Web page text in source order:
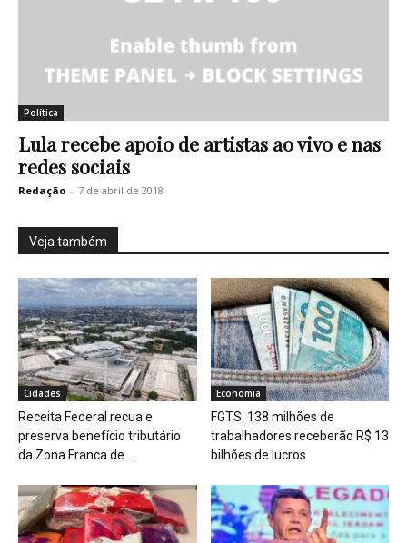
Política
Lula recebe apoio de artistas ao vivo e nas
redes sociais
Redação - 7 de abril de 2018
Veja também
Cidades
Receita Federal recua e
preserva benefício tributário
da Zona Franca de...
Economia
FGTS: 138 milhões de
trabalhadores receberão R$ 13
bilhões de lucros